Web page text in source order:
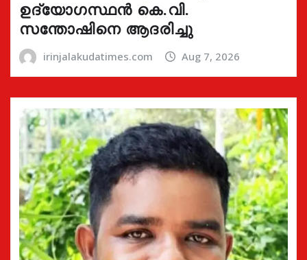
ഉദ്യോഗസ്ഥൻ കെ.വി.
സന്തോഷിനെ ആദരിച്ചു
irinjalakudatimes.com Aug 7, 2026